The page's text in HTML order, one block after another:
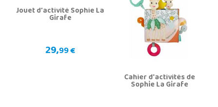
Jouet d'activité Sophie La
Girafe
29,99 €
Cahier d'activités de
Sophie La Girafe